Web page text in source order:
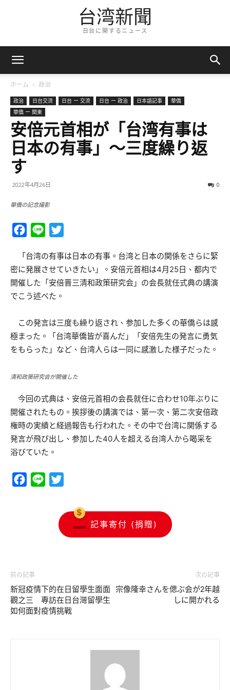
台湾新聞
日台に関するニュース
ホーム 政治
政治 日台交流 日台 ー 交流 日台 ー 政治 日本語記事
華僑
華僑 ー 関東
安倍元首相が「台湾有事は
日本の有事」～三度繰り返
す
2022年4月26日 0
華僑の記念撮影
Facebook
Line
「台湾の有事は日本の有事。台湾と日本の関係をさらに緊
密に発展させていきたい」。安倍元首相は4月25日、都内で
開催した「安倍晋三清和政策研究会」の会長就任式典の講演
でこう述べた。
この発言は三度も繰り返され、参加した多くの華僑らは感
極まった。「台湾華僑皆が喜んだ」「安倍先生の発言に勇気
をもらった」など、台湾人らは一同に感激した様子だった。
清和政策研究会が開催した
今回の式典は、安倍元首相の会長就任に合わせ10年ぶりに
開催されたもの。挨拶後の講演では、第一次、第二次安倍政
権時の実績と経過報告も行われた。その中で台湾に関係する
発言が飛び出し、参加した40人を超える台湾人から喝采を
浴びていた。
Facebook
Line
記事寄付 (捐贈)
前の記事
新冠疫情下的在日留學生面面
觀之三 專訪在日台灣留學生
如何面對疫情挑戰
次の記事
宗像隆幸さんを偲ぶ会が2年越
しに開かれる